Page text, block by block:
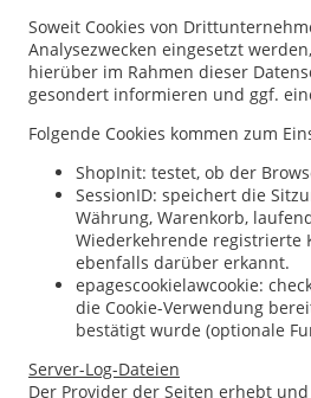
Soweit Cookies von
Analysezwecken eingesetzt
hierüber im Rahmen dieser
gesondert informieren und ggf.
Folgende Cookies kommen zum
ShopInit: testet, ob der
SessionID: speichert die
Währung, Warenkorb,
Wiederkehrende registrierte
ebenfalls darüber erkannt.
epagescookielawcookie:
die Cookie-Verwendung
bestätigt wurde (optionale
Server-Log-Dateien
Der Provider der Seiten erhebt